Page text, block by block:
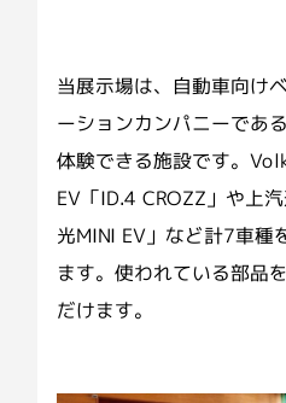
当展示場は、自動車向け
ーションカンパニーであ
体験できる施設です。
EV「ID.4 CROZZ」や上
光MINI EV」など計7車種
ます。使われている部品
だけます。